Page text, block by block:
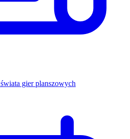
gier planszowych